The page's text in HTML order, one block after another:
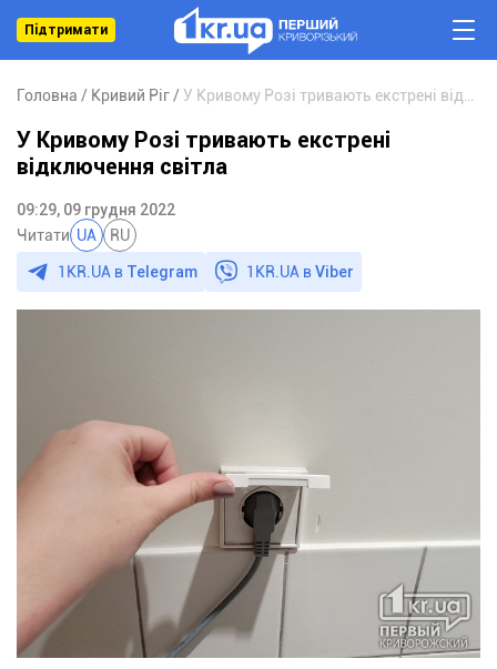
Підтримати
Головна Кривий Ріг
У Кривому Розі тривають екстрені
відключення світла
09:29, 09 грудня 2022
Читати UA RU
1KR.UA в Telegram 1KR.UA вViber